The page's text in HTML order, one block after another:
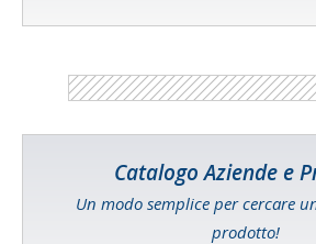
Catalogo Aziende e
Un modo semplice per cercare
prodotto!